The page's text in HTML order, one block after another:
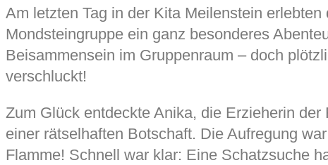
Am letzten Tag in der Kita Meilenstein
Mondsteingruppe ein ganz besonderes
Beisammensein im Gruppenraum – doch
verschluckt!
Zum Glück entdeckte Anika, die Erzieherin
einer rätselhaften Botschaft. Die Aufregung
Flamme! Schnell war klar: Eine Schatzsuche